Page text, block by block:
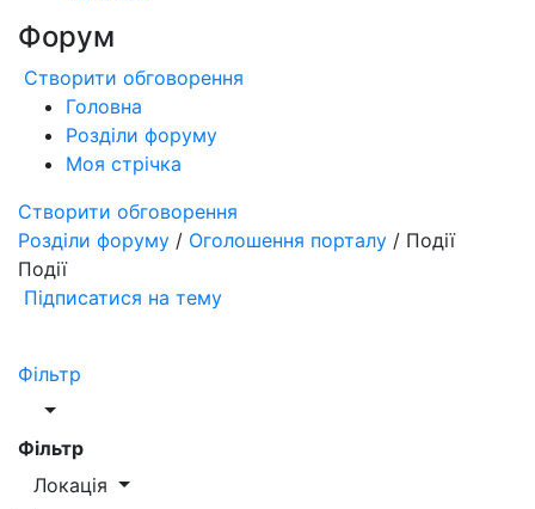
Форум
Створити обговорення
Головна
Розділи форуму
Моя стрічка
Створити обговорення
Розділи форуму / Оголошення порталу / Події
Події
Підписатися на тему
Фільтр
Фільтр
Локація